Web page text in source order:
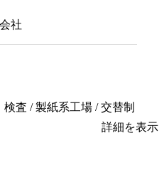
社
査 / 製紙系工場 / 交替制
詳細を表示